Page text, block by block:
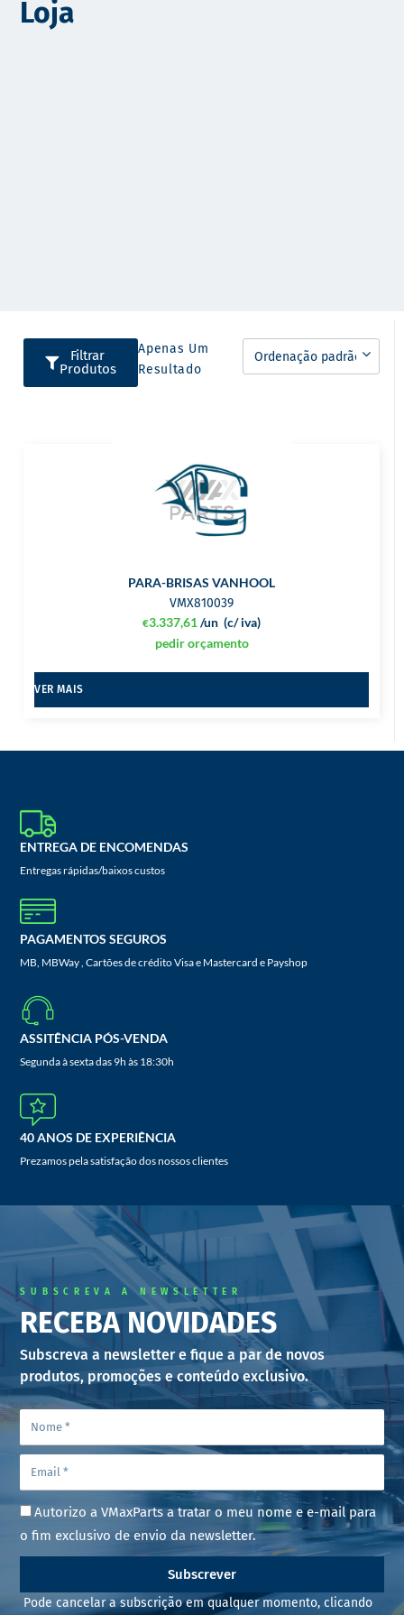
Loja
Filtrar
Produtos
Apenas Um
Resultado
PARA-BRISAS VANHOOL
VMX810039
€3.337,61 (c/ iva)
/un
pedir orçamento
VER MAIS
ENTREGA DE ENCOMENDAS
Entregas rápidas/baixos custos
PAGAMENTOS SEGUROS
MB, MBWay , Cartões de crédito Visa e Mastercard e Payshop
ASSITÊNCIA PÓS-VENDA
Segunda à sexta das 9h às 18:30h
40 ANOS DE EXPERIÊNCIA
Prezamos pela satisfação dos nossos clientes
SUBSCREVA A NEWSLETTER
RECEBA NOVIDADES
Subscreva a newsletter e fique a par de novos
produtos, promoções e conteúdo exclusivo.
Autorizo a VMaxParts a tratar o meu nome e e-mail para
o fim exclusivo de envio da newsletter.
Subscrever
Pode cancelar a subscrição em qualquer momento, clicando